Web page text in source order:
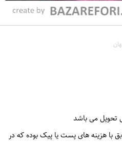
تحویل می باشد
با هزینه های پست یا پیک بوده که در